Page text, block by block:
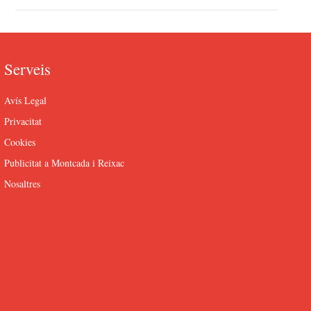
Serveis
Avís Legal
Privacitat
Cookies
Publicitat a Montcada i Reixac
Nosaltres